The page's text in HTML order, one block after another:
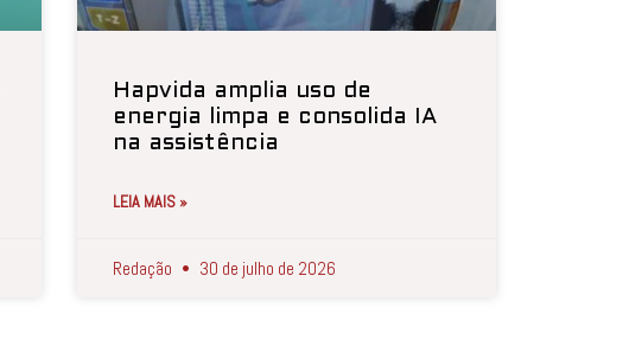
Hapvida amplia uso de
energia limpa e consolida IA
na assistência
LEIA MAIS »
Redação 30 de julho de 2026